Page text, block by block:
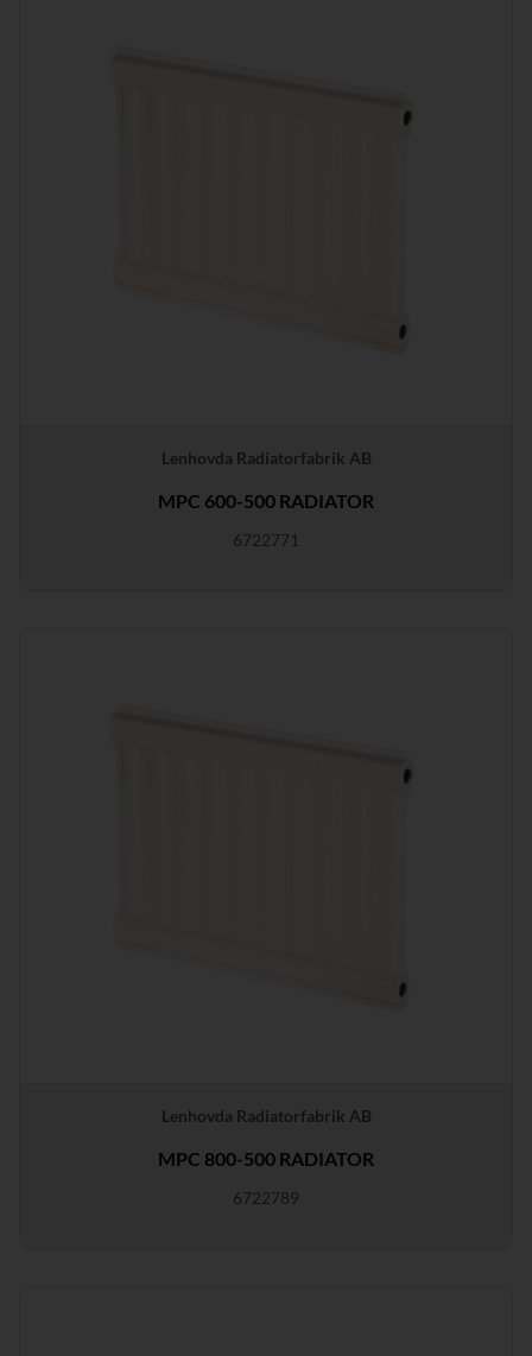
Lenhovda Radiatorfabrik AB
MPC 600-500 RADIATOR
6722771
Lenhovda Radiatorfabrik AB
MPC 800-500 RADIATOR
6722789